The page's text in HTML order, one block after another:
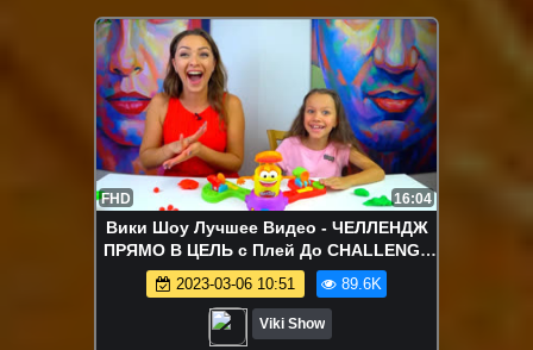
FHD 16:04
Вики Шоу Лучшее Видео - ЧЕЛЛЕНДЖ
ПРЯМО В ЦЕЛЬ с Плей До CHALLENGE
Play Doh Launch Game for kids /// Вики
Шоу
2023-03-06 10:51 89.6K
Viki Show